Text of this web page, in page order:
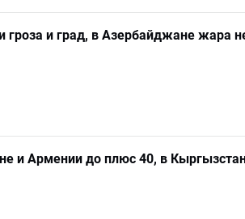
и град, в Азербайджане жара
и Армении до плюс 40, в